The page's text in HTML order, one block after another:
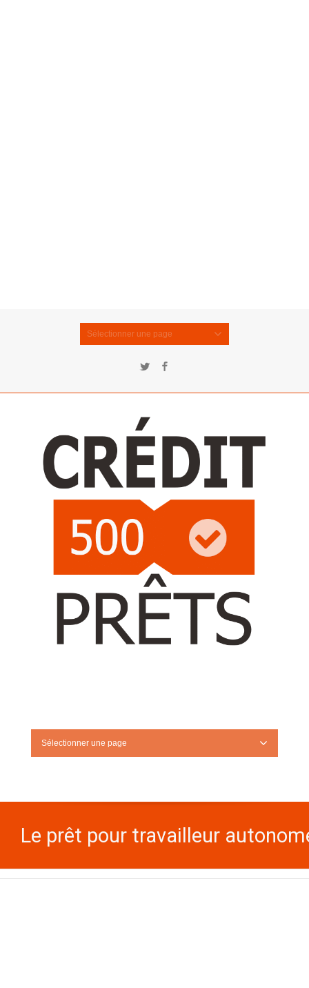
Sélectionner une page
Twitter
Sélectionner une page
Le prêt pour travailleur